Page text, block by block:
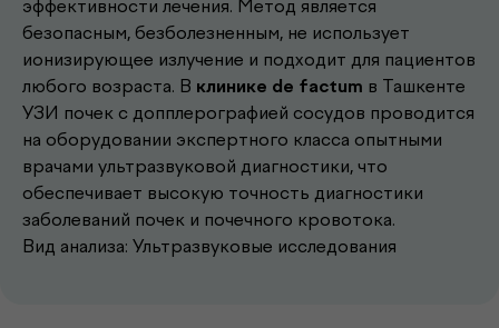
эффективности лечения. Метод является
безопасным, безболезненным, не использует
ионизирующее излучение и подходит для пациентов
любого возраста. В клинике de factum в Ташкенте
УЗИ почек с допплерографией сосудов проводится
на оборудовании экспертного класса опытными
врачами ультразвуковой диагностики, что
обеспечивает высокую точность диагностики
заболеваний почек и почечного кровотока.
Вид анализа: Ультразвуковые исследования
Другие наши
.услуги
Записаться к врачу
Выберите удобное время и получите
консультацию опытного врача